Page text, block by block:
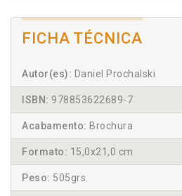
FICHA TÉCNICA
Autor(es): Daniel Prochalski
ISBN: 978853622689-7
Acabamento: Brochura
Formato: 15,0x21,0 cm
Peso: 505grs.